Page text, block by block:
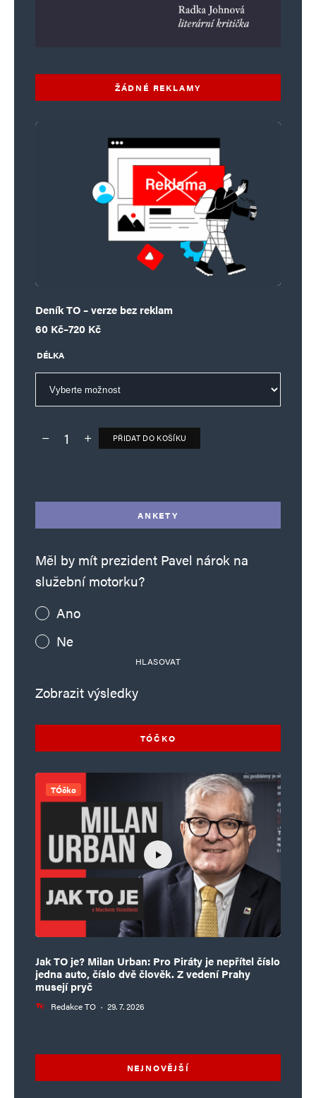
ŽÁDNÉ REKLAMY
Deník TO – verze bez reklam
60 Kč–720 Kč
Rozpětí cen: 60 Kč až 720 Kč
DÉLKA
Deník TO – verze bez reklam množství
PŘIDAT DO KOŠÍKU
ANKETY
Měl by mít prezident Pavel nárok na
služební motorku?
Ano
Ne
HLASOVAT
Zobrazit výsledky
TÓČKO
TÓčko
Jak TO je? Milan Urban: Pro Piráty je nepřítel číslo
jedna auto, číslo dvě člověk. Z vedení Prahy
musejí pryč
Redakce TO · 29. 7. 2026
NEJNOVĚJŠÍ